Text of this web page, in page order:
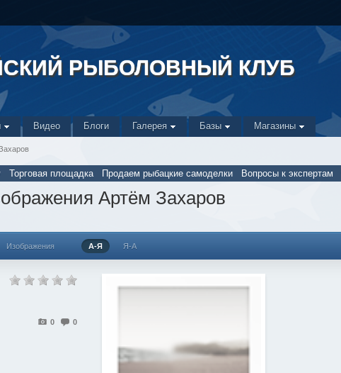
РЫБОЛОВНЫЙ КЛУБ
Видео Блоги Галерея Базы Магазины
Торговая площадка Продаем рыбацкие самоделки Вопросы к экспертам
Артём Захаров
Изображения А-Я Я-А
0 0